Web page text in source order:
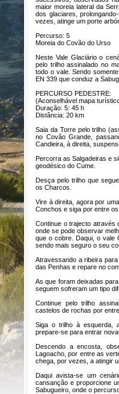
maior moreia lateral da
dos glaciares,
vezes, atinge um porte
Percurso: 5
Moreia do Covão do Urso
Neste Vale Glaciário o
pelo trilho assinalado no
todo o vale. Sendo
EN 339 que conduz a
PERCURSO PEDESTRE:
(Aconselhável mapa
Duração: 5: 45 h
Distância: 20 km
Saia da Torre pelo trilho
no Covão Grande,
Candieira, à direita,
Percorra as Salgadeiras e
geodésico do Cume.
Desça pelo trilho que
os Charcos.
Vire à direita, agora por
Conchos e siga por entre
Continue o trajecto através
onde se pode observar
que o cobre. Daqui, o vale
sendo mais seguro o seu
Atravessando a ribeira
das Penhas e repare no
As que foram deixadas
seguem sofreram um tipo
Continue pelo trilho
castelos de rochas por
Siga o trilho à esquerda,
prepare-se para entrar
Descendo a encosta,
Lagoacho, por entre as
chega, por vezes, a atingir
Daqui avista-se um
cansanção e proporcione
Sabugueiro, onde o